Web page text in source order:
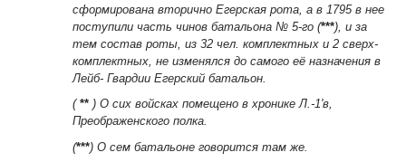
сформирована вторично Егерская рота, а в 1795 в нее
поступили часть чинов батальона № 5-го (***), и за
тем состав роты, из 32 чел. комплектных и 2 сверх-
комплектных, не изменялся до самого её назначения в
Лейб- Гвардии Егерский батальон.
( ** ) О сих войсках помещено в хронике Л.-1'в,
Преображенского полка.
(***) О сем батальоне говорится там же.